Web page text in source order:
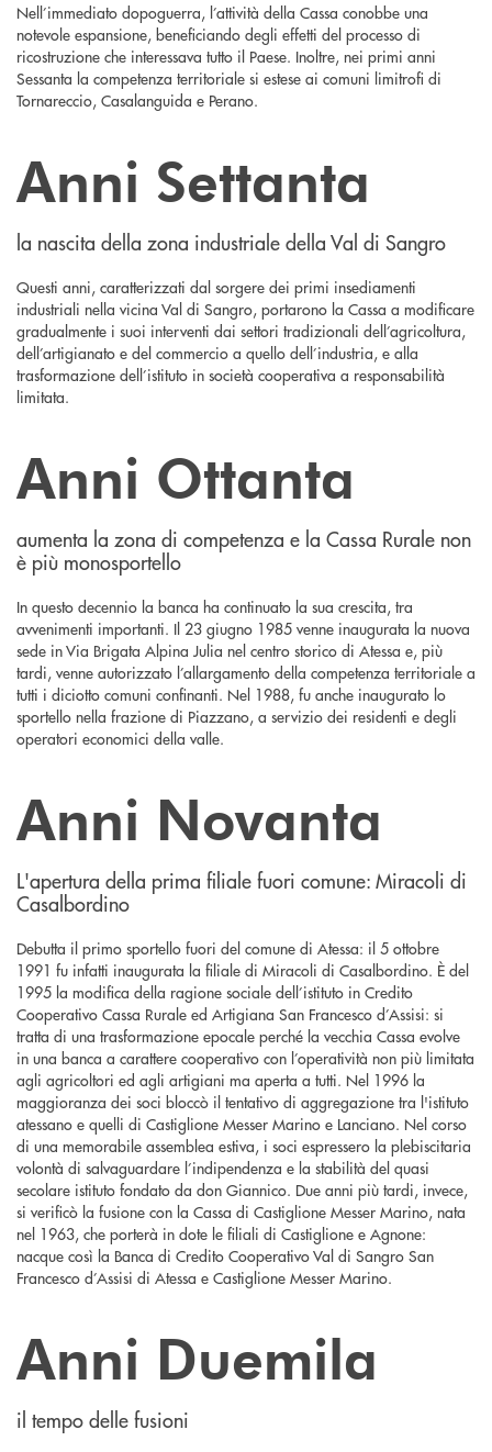
Nell’immediato dopoguerra, l’attività della Cassa conobbe una
notevole espansione, beneficiando degli effetti del processo di
ricostruzione che interessava tutto il Paese. Inoltre, nei primi anni
Sessanta la competenza territoriale si estese ai comuni limitrofi di
Tornareccio, Casalanguida e Perano.
Anni Settanta
la nascita della zona industriale della Val di Sangro
Questi anni, caratterizzati dal sorgere dei primi insediamenti
industriali nella vicina Val di Sangro, portarono la Cassa a modificare
gradualmente i suoi interventi dai settori tradizionali dell’agricoltura,
dell’artigianato e del commercio a quello dell’industria, e alla
trasformazione dell’istituto in società cooperativa a responsabilità
limitata.
Anni Ottanta
aumenta la zona di competenza e la Cassa Rurale non
è più monosportello
In questo decennio la banca ha continuato la sua crescita, tra
avvenimenti importanti. Il 23 giugno 1985 venne inaugurata la nuova
sede in Via Brigata Alpina Julia nel centro storico di Atessa e, più
tardi, venne autorizzato l’allargamento della competenza territoriale a
tutti i diciotto comuni confinanti. Nel 1988, fu anche inaugurato lo
sportello nella frazione di Piazzano, a servizio dei residenti e degli
operatori economici della valle.
Anni Novanta
L'apertura della prima filiale fuori comune: Miracoli di
Casalbordino
Debutta il primo sportello fuori del comune di Atessa: il 5 ottobre
1991 fu infatti inaugurata la filiale di Miracoli di Casalbordino. È del
1995 la modifica della ragione sociale dell’istituto in Credito
Cooperativo Cassa Rurale ed Artigiana San Francesco d’Assisi: si
tratta di una trasformazione epocale perché la vecchia Cassa evolve
in una banca a carattere cooperativo con l’operatività non più limitata
agli agricoltori ed agli artigiani ma aperta a tutti. Nel 1996 la
maggioranza dei soci bloccò il tentativo di aggregazione tra l'istituto
atessano e quelli di Castiglione Messer Marino e Lanciano. Nel corso
di una memorabile assemblea estiva, i soci espressero la plebiscitaria
volontà di salvaguardare l’indipendenza e la stabilità del quasi
secolare istituto fondato da don Giannico. Due anni più tardi, invece,
si verificò la fusione con la Cassa di Castiglione Messer Marino, nata
nel 1963, che porterà in dote le filiali di Castiglione e Agnone:
nacque così la Banca di Credito Cooperativo Val di Sangro San
Francesco d’Assisi di Atessa e Castiglione Messer Marino.
Anni Duemila
il tempo delle fusioni